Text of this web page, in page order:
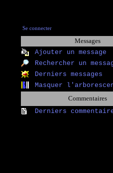
Se connecter
Messages
Ajouter un message
Rechercher un
Derniers messages
Masquer
Commentaires
Derniers